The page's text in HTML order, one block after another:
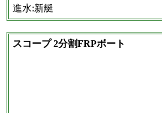
進水:新艇
スコープ 2分割FRPボート